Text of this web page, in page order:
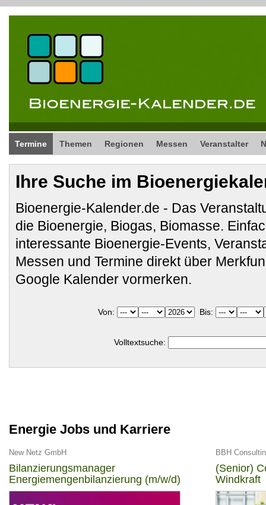
Termine Themen Regionen Messen Veranstalter
Ihre Suche im
Bioenergie-Kalender.de - Das
die Bioenergie, Biogas, Biomasse.
interessante Bioenergie-Events,
Messen und Termine direkt über
Google Kalender vormerken.
Von: Bis:
Volltextsuche:
Energie Jobs und Karriere
New Netz GmbH
Bilanzierungsmanager
Energiemengenbilanzierung (m/w/d)
BBH
(Senior)
Windkraft